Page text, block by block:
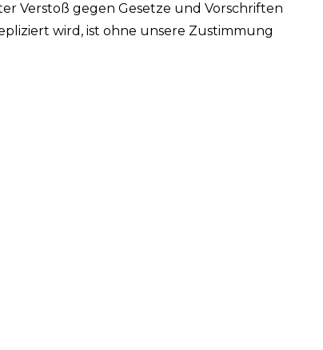
Verstoß gegen Gesetze und Vorschriften
wird, ist ohne unsere Zustimmung